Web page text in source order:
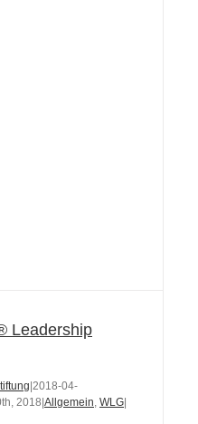
Leadership
2018-04-
2018 Allgemein, WLG